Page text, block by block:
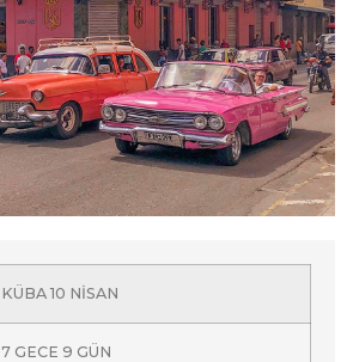
KÜBA 10 NİSAN
7 GECE 9 GÜN